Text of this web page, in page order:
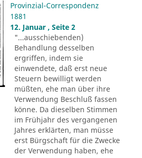
Provinzial-Correspondenz
1881
12. Januar , Seite 2
"...ausschiebenden)
Behandlung desselben
ergriffen, indem sie
einwendete, daß erst neue
Steuern bewilligt werden
müßten, ehe man über ihre
Verwendung Beschluß fassen
könne. Da dieselben Stimmen
im Frühjahr des vergangenen
Jahres erklärten, man müsse
erst Bürgschaft für die Zwecke
der Verwendung haben, ehe